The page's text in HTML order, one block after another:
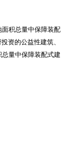
积总量中保障装配
资的公益性建筑、
量中保障装配式建